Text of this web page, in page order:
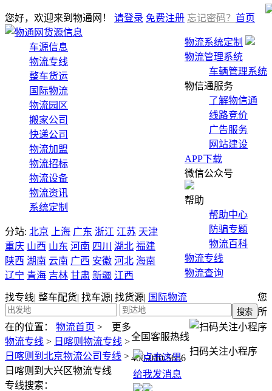
您好，欢迎来到物通网！ 请登录 免费注册 忘记密码？
物流系统定制
物流管理系统
车辆管理系统
物信通服务
了解物信通
线路竞价
广告服务
网站建设
APP下载
微信公众号
帮助
帮助中心
防骗专题
物流百科
物流专线
物流查询
找专线| 整车配货| 找车源| 找货源| 国际物流
全国客服热线
400-010-5656
扫码关注小程序
首页
货源信息
车源信息
物流专线
整车货运
国际物流
物流园区
搬家公司
快递公司
物流加盟
物流招标
物流设备
物流资讯
系统定制
分站: 北京 上海 广东 浙江 江苏 天津
重庆 山西 山东 河南 四川 湖北 福建
陕西 湖南 云南 广西 安徽 河北 海南
辽宁 青海 吉林 甘肃 新疆 江西
更多
您
所
在的位置：
物流首页 >
物流专线 > 日喀则物流专线 >
日喀则到北京物流公司专线 >
日喀则到大兴区物流专线
专线搜索：